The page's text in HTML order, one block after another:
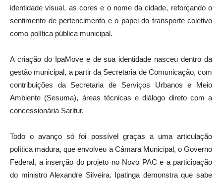
identidade visual, as cores e o nome da cidade, reforçando o
sentimento de pertencimento e o papel do transporte coletivo
como política pública municipal.
A criação do IpaMove e de sua identidade nasceu dentro da
gestão municipal, a partir da Secretaria de Comunicação, com
contribuições da Secretaria de Serviços Urbanos e Meio
Ambiente (Sesuma), áreas técnicas e diálogo direto com a
concessionária Saritur.
Todo o avanço só foi possível graças a uma articulação
política madura, que envolveu a Câmara Municipal, o Governo
Federal, a inserção do projeto no Novo PAC e a participação
do ministro Alexandre Silveira. Ipatinga demonstra que sabe